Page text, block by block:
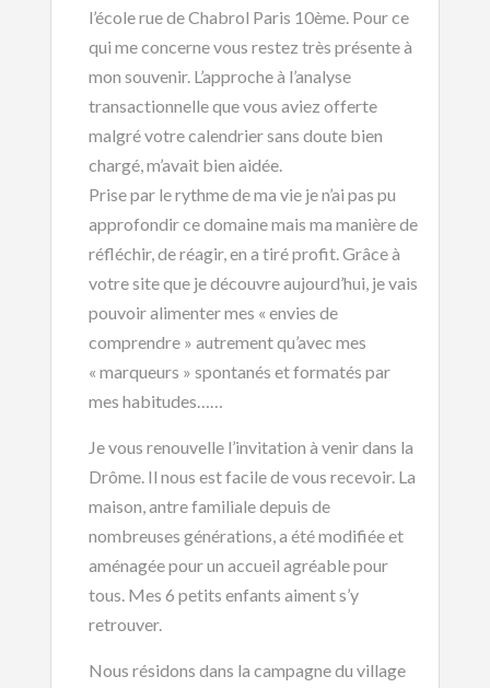
l’école rue de Chabrol Paris 10ème. Pour ce
qui me concerne vous restez très présente à
mon souvenir. L’approche à l’analyse
transactionnelle que vous aviez offerte
malgré votre calendrier sans doute bien
chargé, m’avait bien aidée.
Prise par le rythme de ma vie je n’ai pas pu
approfondir ce domaine mais ma manière de
réfléchir, de réagir, en a tiré profit. Grâce à
votre site que je découvre aujourd’hui, je vais
pouvoir alimenter mes « envies de
comprendre » autrement qu’avec mes
« marqueurs » spontanés et formatés par
mes habitudes……
Je vous renouvelle l’invitation à venir dans la
Drôme. Il nous est facile de vous recevoir. La
maison, antre familiale depuis de
nombreuses générations, a été modifiée et
aménagée pour un accueil agréable pour
tous. Mes 6 petits enfants aiment s’y
retrouver.
Nous résidons dans la campagne du village